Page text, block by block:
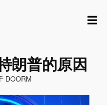
☰
朗普的原因
DOORM